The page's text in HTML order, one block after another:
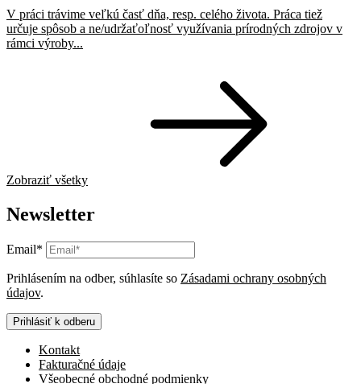
V práci trávime veľkú časť dňa, resp. celého života. Práca tiež
určuje spôsob a ne/udržaťoľnosť využívania prírodných zdrojov v
rámci výroby...
Zobraziť všetky
Newsletter
Email*
Prihlásením na odber, súhlasíte so Zásadami ochrany osobných
údajov.
Prihlásiť k odberu
Kontakt
Fakturačné údaje
Všeobecné obchodné podmienky